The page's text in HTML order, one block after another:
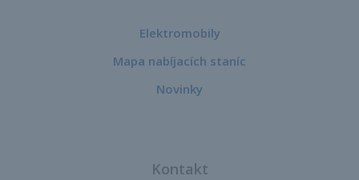
Elektromobily
Mapa nabíjacích staníc
Novinky
Kontakt